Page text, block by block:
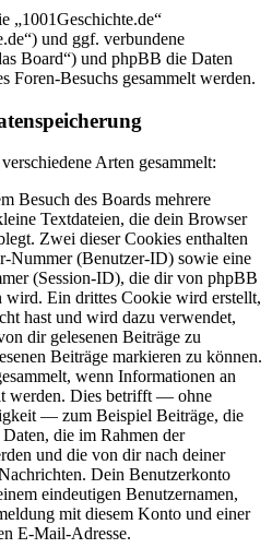
„1001Geschichte.de“
und ggf. verbundene
Board“) und phpBB die Daten
Foren-Besuchs gesammelt werden.
Arten gesammelt:
Besuch des Boards mehrere
Textdateien, die dein Browser
Zwei dieser Cookies enthalten
Nummer (Benutzer-ID) sowie eine
(Session-ID), die dir von phpBB
wird. Ein drittes Cookie wird erstellt,
hast und wird dazu verwendet,
dir gelesenen Beiträge zu
Beiträge markieren zu können.
wenn Informationen an
werden. Dies betrifft — ohne
— zum Beispiel Beiträge, die
die im Rahmen der
und die von dir nach deiner
Dein Benutzerkonto
eindeutigen Benutzernamen,
mit diesem Konto und einer
E-Mail-Adresse.